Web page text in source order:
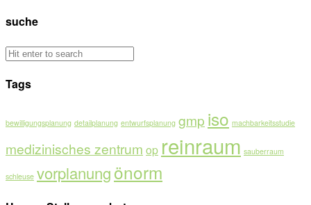
suche
Tags
bewilligungsplanung detailplanung entwurfsplanung gmp iso machbarkeitsstudie
medizinisches zentrum op reinraum sauberraum
schleuse vorplanungönorm